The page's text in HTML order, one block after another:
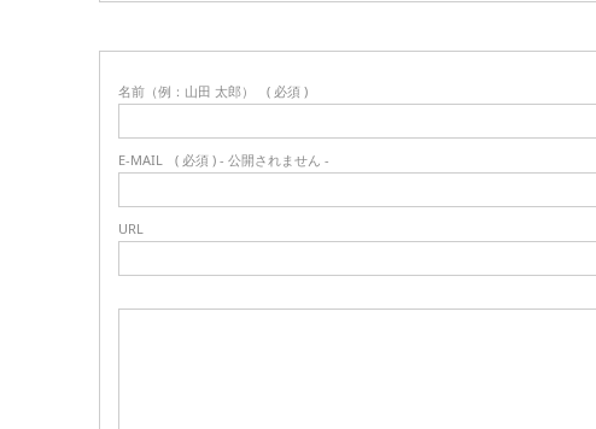
名前（例：山田 太郎） ( 必須 )
E-MAIL ( 必須 ) - 公開されません -
URL